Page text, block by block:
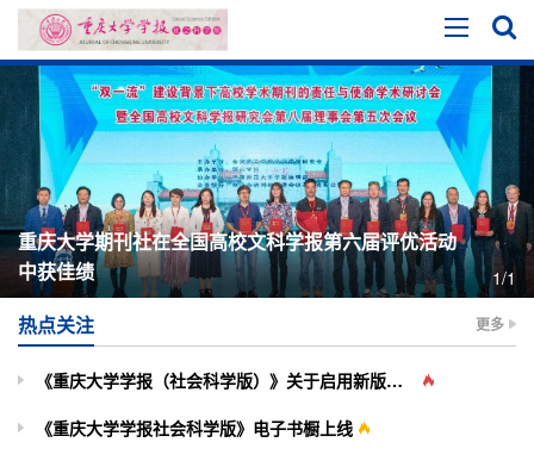
重庆大学期刊社在全国高校文科学报第六届评优活动
中获佳绩
1/1
热点关注 更多
《重庆大学学报（社会科学版）》关于启用新版投审稿系统的通知
《重庆大学学报社会科学版》电子书橱上线